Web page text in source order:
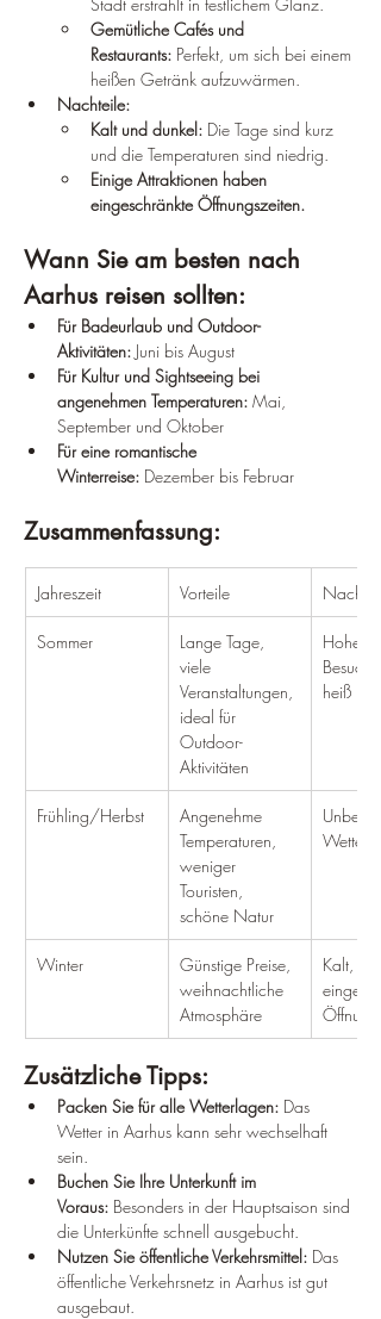
Gemütliche Cafés und
Restaurants: Perfekt, um sich bei einem
heißen Getränk aufzuwärmen.
Nachteile:
Kalt und dunkel: Die Tage sind kurz
und die Temperaturen sind niedrig.
Einige Attraktionen haben
eingeschränkte Öffnungszeiten.
Wann Sie am besten nach
Aarhus reisen sollten:
Für Badeurlaub und Outdoor-
Aktivitäten: Juni bis August
Für Kultur und Sightseeing bei
angenehmen Temperaturen: Mai,
September und Oktober
Für eine romantische
Winterreise: Dezember bis Februar
Zusammenfassung:
Jahreszeit Vorteile Nachteile
Sommer
Lange Tage,
viele
Veranstaltungen,
ideal für
Outdoor-
Aktivitäten
Hohe
heiß
Frühling/Herbst
Angenehme
Temperaturen,
weniger
Touristen,
schöne Natur
Wetter
Winter
Günstige Preise,
weihnachtliche
Atmosphäre
Kalt,
Zusätzliche Tipps:
Packen Sie für alle Wetterlagen: Das
Wetter in Aarhus kann sehr wechselhaft
sein.
Buchen Sie Ihre Unterkunft im
Voraus: Besonders in der Hauptsaison sind
die Unterkünfte schnell ausgebucht.
Nutzen Sie öffentliche Verkehrsmittel: Das
öffentliche Verkehrsnetz in Aarhus ist gut
ausgebaut.